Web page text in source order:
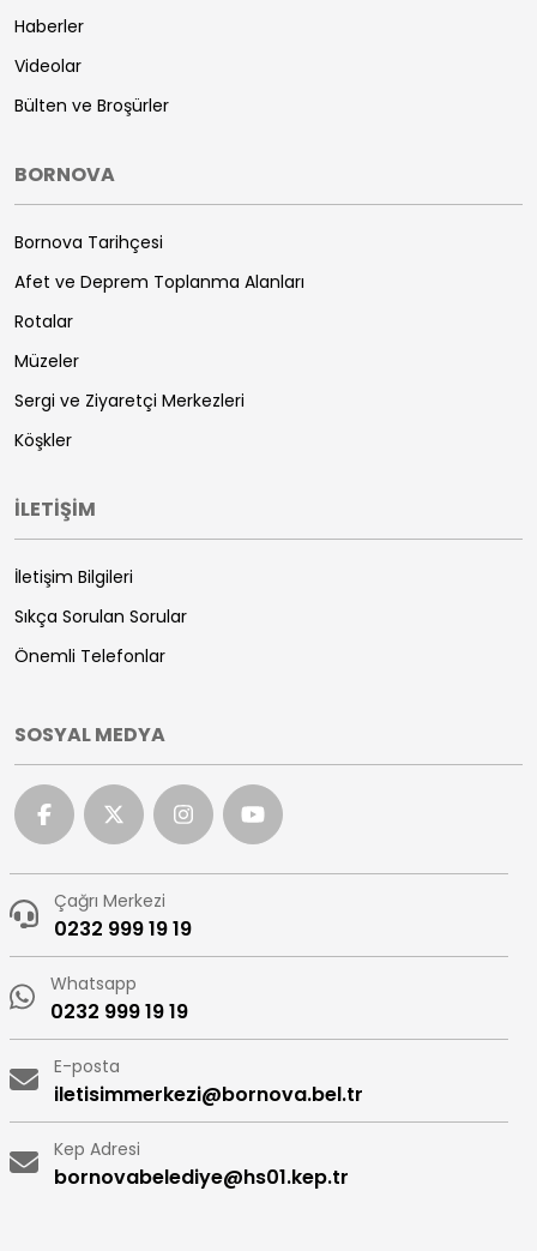
Haberler
Videolar
Bülten ve Broşürler
BORNOVA
Bornova Tarihçesi
Afet ve Deprem Toplanma Alanları
Rotalar
Müzeler
Sergi ve Ziyaretçi Merkezleri
Köşkler
İLETİŞİM
İletişim Bilgileri
Sıkça Sorulan Sorular
Önemli Telefonlar
SOSYAL MEDYA
Çağrı Merkezi
0232 999 19 19
Whatsapp
0232 999 19 19
E-posta
iletisimmerkezi@bornova.bel.tr
Kep Adresi
bornovabelediye@hs01.kep.tr